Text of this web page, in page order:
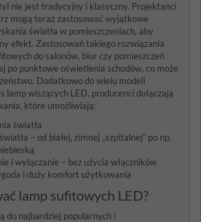
nie jest tradycyjny i klasyczny. Projektanci
mogą teraz zastosować wyjątkowe
światła w pomieszczeniach, aby
efekt. Zastosowań takiego rozwiązania
do salonów, biur czy pomieszczeń
po punktowe oświetlenia schodów, co może
Dodatkowo do wielu modeli
lamp wiszących LED, producenci dołączają
które umożliwiają:
światła
– od białej, zimnej „szpitalnej” po np.
i wyłączanie – bez użycia włączników
i duży komfort użytkowania
lamp sufitowych LED?
do najbardziej popularnych i